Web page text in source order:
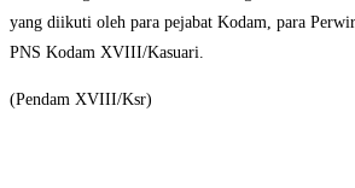
yang diikuti oleh para pejabat Kodam, para
PNS Kodam XVIII/Kasuari.
(Pendam XVIII/Ksr)